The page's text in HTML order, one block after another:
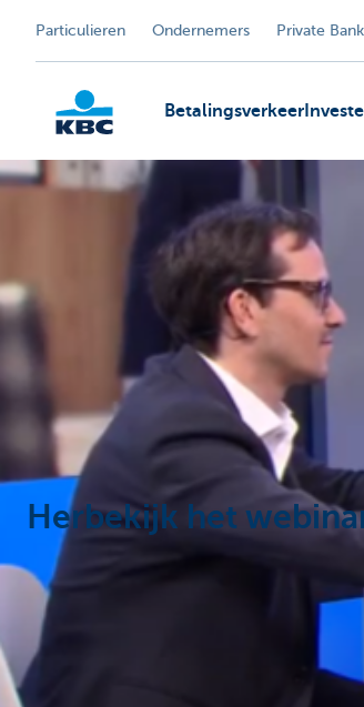
Particulieren Ondernemers Private
Corporate
Betalingsverkeer
Herbekijk het